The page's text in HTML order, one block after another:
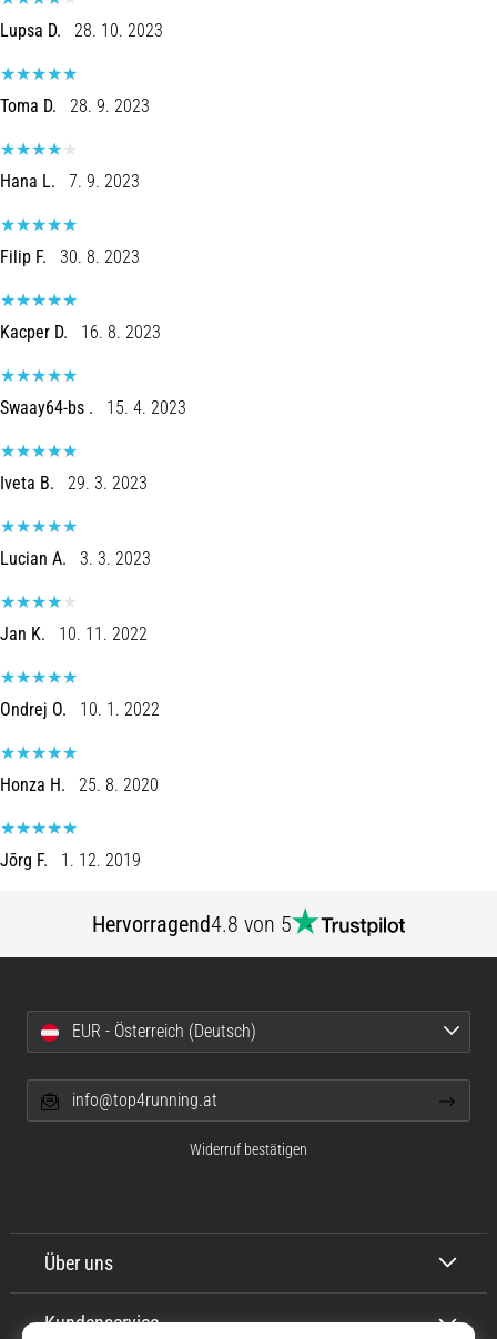
Iliotibiales
(ITBS),
ist
weit
verbreitetes
Problem,
…
6. 8. 2026
•
Lesedauer 8 min
Laufschuhe
mehr
Dämpfung
Welche
die
TOP-
von
Laufschuhen
mit
hoher
Entdecke
gedämpfte
für
Straße
Alle
Artikel
Lupsa D. 28. 10. 2023
Toma D. 28. 9. 2023
Hana L. 7. 9. 2023
Filip F. 30. 8. 2023
Kacper D. 16. 8. 2023
Swaay64-bs . 15. 4. 2023
Iveta B. 29. 3. 2023
Lucian A. 3. 3. 2023
Jan K. 10. 11. 2022
Ondrej O. 10. 1. 2022
Honza H. 25. 8. 2020
Jōrg F. 1. 12. 2019
Hervorragend4.8 von 5
Über uns
Kundenservice
EUR - Österreich (Deutsch)
info@top4running.at
Widerruf bestätigen